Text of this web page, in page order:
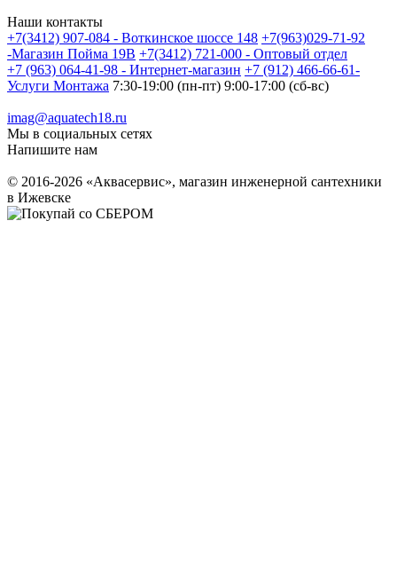
Наши контакты
+7(3412) 907-084 - Воткинское шоссе 148 +7(963)029-71-92
-Магазин Пойма 19В +7(3412) 721-000 - Оптовый отдел
+7 (963) 064-41-98 - Интернет-магазин +7 (912) 466-66-61-
Услуги Монтажа 7:30-19:00 (пн-пт) 9:00-17:00 (сб-вс)
imag@aquatech18.ru
Мы в социальных сетях
Напишите нам
© 2016-2026 «Аквасервис», магазин инженерной сантехники
в Ижевске